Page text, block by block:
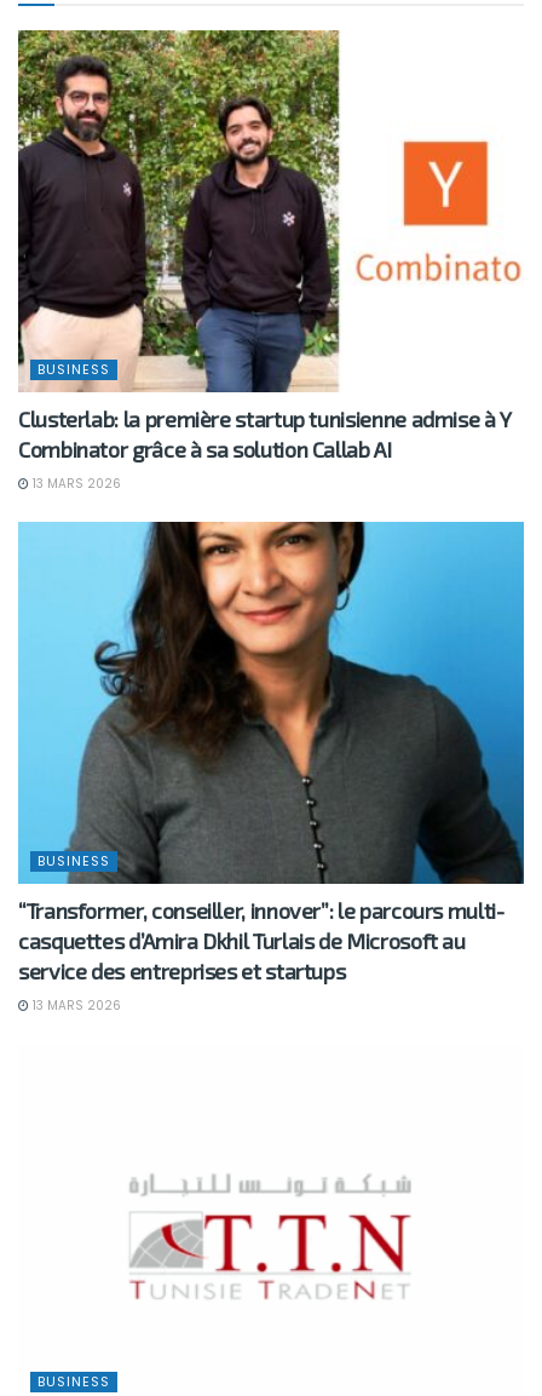
BUSINESS
Clusterlab: la première startup tunisienne admise à Y
Combinator grâce à sa solution Callab AI
13 MARS 2026
BUSINESS
“Transformer, conseiller, innover”: le parcours multi-
casquettes d’Amira Dkhil Turlais de Microsoft au
service des entreprises et startups
13 MARS 2026
BUSINESS